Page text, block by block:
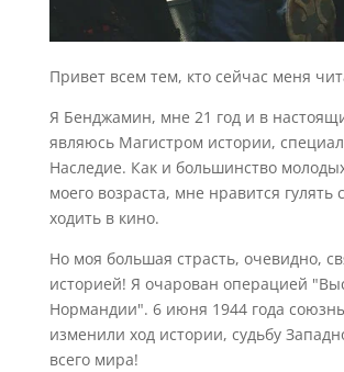
Привет всем тем, кто сейчас меня
Я Бенджамин, мне 21 год и в
являюсь Магистром истории,
Наследие. Как и большинство
моего возраста, мне нравится гулять
ходить в кино.
Но моя большая страсть, очевидно,
историей! Я очарован операцией
Нормандии". 6 июня 1944 года
изменили ход истории, судьбу
всего мира!